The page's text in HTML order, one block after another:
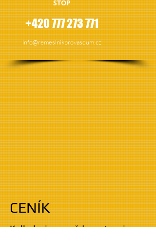
STOP
+420 777 273 771
info@remeslnikprovasdum.cz
CENÍK
Kalkulaci ceny vždy sestavujeme